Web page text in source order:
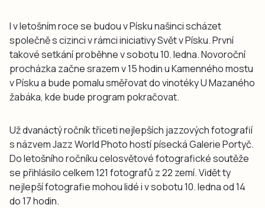
I v letošním roce se budou v Písku našinci scházet
společně s cizinci v rámci iniciativy Svět v Písku. První
takové setkání proběhne v sobotu 10. ledna. Novoroční
procházka začne srazem v 15 hodin u Kamenného mostu
v Písku a bude pomalu směřovat do vinotéky U Mazaného
žabáka, kde bude program pokračovat.
Už dvanáctý ročník třiceti nejlepších jazzových fotografií
s názvem Jazz World Photo hostí písecká Galerie Portyč.
Do letošního ročníku celosvětové fotografické soutěže
se přihlásilo celkem 121 fotografů z 22 zemí. Vidět ty
nejlepší fotografie mohou lidé i v sobotu 10. ledna od 14
do 17 hodin.